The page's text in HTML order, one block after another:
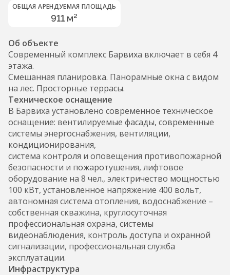
ОБЩАЯ АРЕНДУЕМАЯ ПЛОЩАДЬ
911 м²
Об объекте
Современный комплекс Барвиха включает в себя 4
этажа.
Смешанная планировка. Панорамные окна с видом
на лес. Просторные террасы.
Техническое оснащение
В Барвиха установлено современное техническое
оснащение: вентилируемые фасады, современные
системы энергоснабжения, вентиляции,
кондиционирования,
система контроля и оповещения противопожарной
безопасности и пожаротушения, лифтовое
оборудование на 8 чел., электричество мощностью
100 кВт, установленное напряжение 400 вольт,
автономная система отопления, водоснабжение –
собственная скважина, круглосуточная
профессиональная охрана, системы
видеонаблюдения, контроль доступа и охранной
сигнализации, профессиональная служба
эксплуатации.
Инфраструктура